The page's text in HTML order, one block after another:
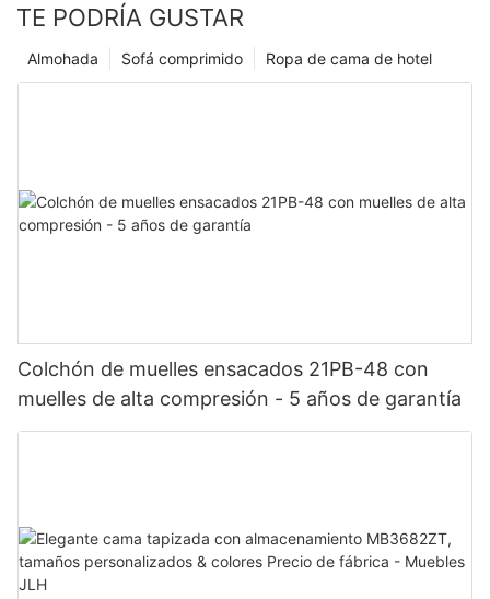
TE PODRÍA GUSTAR
Ropa de cama de hotel
Sofá comprimido
Almohada
Colchón de muelles ensacados 21PB-48 con
muelles de alta compresión - 5 años de garantía